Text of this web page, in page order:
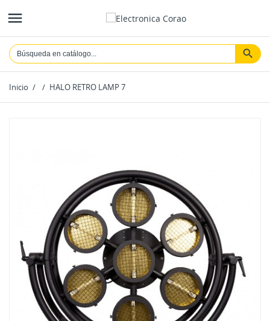

Inicio HALO RETRO LAMP 7